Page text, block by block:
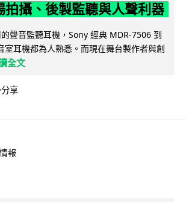
拍攝、後製監聽與人聲利器
聲音監聽耳機，Sony 經典 MDR-7506 到
室耳機都為人熟悉。而現在舞台製作者與創
全文
分享
報